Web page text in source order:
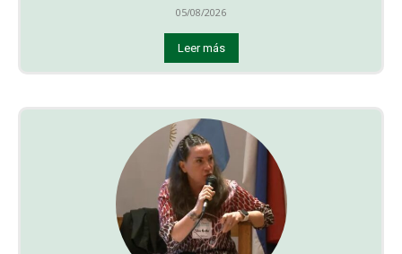
05/08/2026
Leer más